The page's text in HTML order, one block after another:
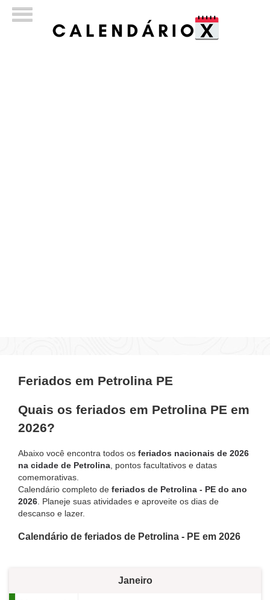
Feriados em Petrolina PE
Quais os feriados em Petrolina PE em
2026?
Abaixo você encontra todos os feriados nacionais de 2026
na cidade de Petrolina, pontos facultativos e datas
comemorativas.
Calendário completo de feriados de Petrolina - PE do ano
2026. Planeje suas atividades e aproveite os dias de
descanso e lazer.
Calendário de feriados de Petrolina - PE em 2026
Janeiro